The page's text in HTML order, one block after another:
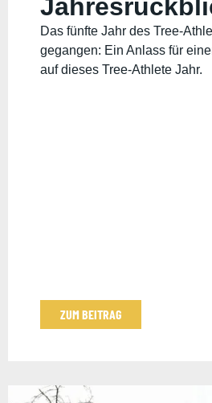
Das fünfte Jahr des Tree-
gegangen: Ein Anlass für
auf dieses Tree-Athlete Jahr.
ZUM BEITRAG